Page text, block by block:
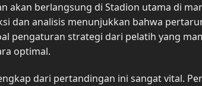
akan berlangsung di Stadion utama di
dan analisis menunjukkan bahwa
pengaturan strategi dari pelatih yang
optimal.
dari pertandingan ini sangat vital.